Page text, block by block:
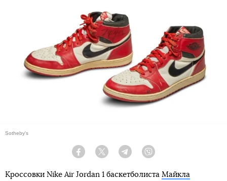
Sotheby's
Facebook Twitter Telegram
Кроссовки Nike Air Jordan 1 баскетболиста Майкла